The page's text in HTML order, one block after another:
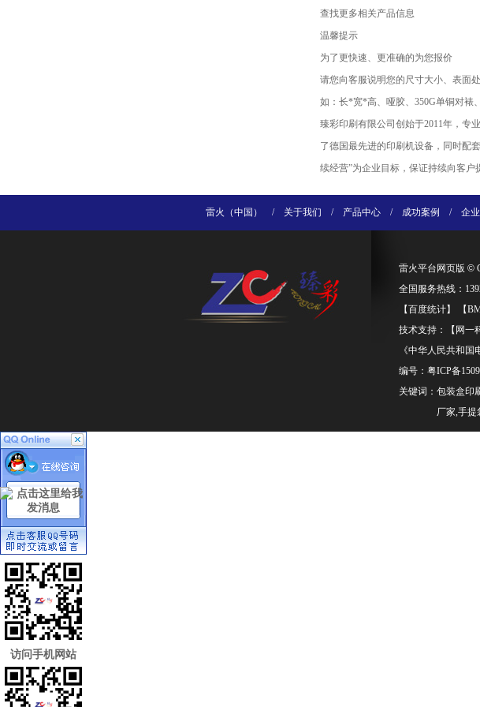
查找更多相关产品信息
温馨提示
为了更快速、更准确的为您报价
请您向客服说明您的尺寸大小、表面
如：长*宽*高、哑胶、350G单铜对裱、
臻彩印刷有限公司创始于2011年，专
了德国最先进的印刷机设备，同时配
续经营”为企业目标，保证持续向客户
雷火（中国） / 关于我们 / 产品中心 / 成功案例 / 企
雷火平台网页版 ©
全国服务热线：
【百度统计】 【
技术支持：【 网一
《中华人民共和国
编号： 粤ICP备
关键词：包装盒印
厂家,手提袋印
访问手机网站